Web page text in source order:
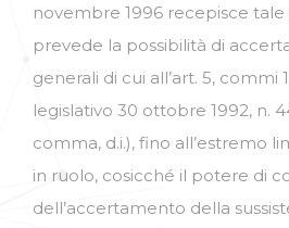
novembre 1996 recepisce
prevede la possibilità di
generali di cui all’art. 5, commi
legislativo 30 ottobre 1992, n.
comma, d.i.), fino all’estremo
in ruolo, cosicché il potere di
dell’accertamento della